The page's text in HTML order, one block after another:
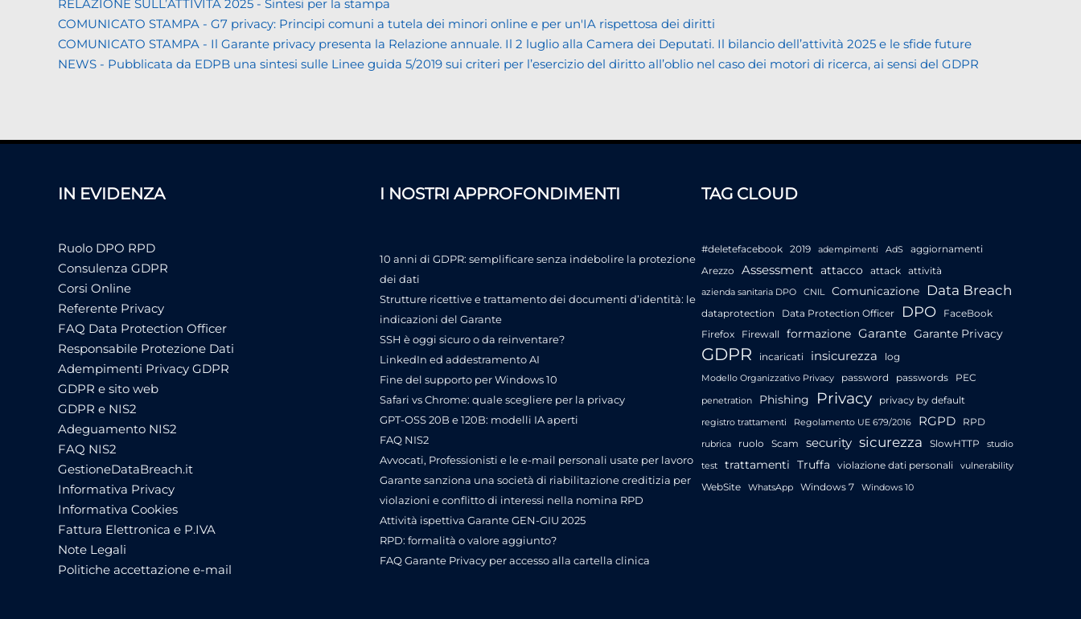
RELAZIONE SULL’ATTIVITÀ 2025 - Sintesi per la stampa
COMUNICATO STAMPA - G7 privacy: Principi comuni a tutela dei minori online e per un'IA rispettosa dei diritti
COMUNICATO STAMPA - Il Garante privacy presenta la Relazione annuale. Il 2 luglio alla Camera dei Deputati. Il bilancio dell’attività 2025 e le sfide future
NEWS - Pubblicata da EDPB una sintesi sulle Linee guida 5/2019 sui criteri per l’esercizio del diritto all’oblio nel caso dei motori di ricerca, ai sensi del GDPR
IN EVIDENZA
Ruolo DPO RPD
Consulenza GDPR
Corsi Online
Referente Privacy
FAQ Data Protection Officer
Responsabile Protezione Dati
Adempimenti Privacy GDPR
GDPR e sito web
GDPR e NIS2
Adeguamento NIS2
FAQ NIS2
GestioneDataBreach.it
Informativa Privacy
Informativa Cookies
Fattura Elettronica e P.IVA
Note Legali
Politiche accettazione e-mail
I NOSTRI APPROFONDIMENTI
10 anni di GDPR: semplificare senza indebolire la protezione
dei dati
Strutture ricettive e trattamento dei documenti d’identità: le
indicazioni del Garante
SSH è oggi sicuro o da reinventare?
LinkedIn ed addestramento AI
Fine del supporto per Windows 10
Safari vs Chrome: quale scegliere per la privacy
GPT-OSS 20B e 120B: modelli IA aperti
FAQ NIS2
Avvocati, Professionisti e le e-mail personali usate per lavoro
Garante sanziona una società di riabilitazione creditizia per
violazioni e conflitto di interessi nella nomina RPD
Attività ispettiva Garante GEN-GIU 2025
RPD: formalità o valore aggiunto?
FAQ Garante Privacy per accesso alla cartella clinica
TAG CLOUD
#deletefacebook 2019 adempimenti AdS
aggiornamenti
Arezzo
Assessment attacco attack attività
azienda sanitaria DPO CNIL Comunicazione Data Breach
dataprotection Data Protection Officer DPO
FaceBook
Firefox
Firewall formazione Garante Garante Privacy
GDPR incaricati insicurezza log
Modello Organizzativo Privacy password passwords PEC
penetration Phishing Privacy privacy by default
registro trattamenti Regolamento UE 679/2016 RGPD RPD
rubrica ruolo Scam security sicurezza SlowHTTP studio
test trattamenti Truffa violazione dati personali vulnerability
WebSite WhatsApp Windows 7 Windows 10